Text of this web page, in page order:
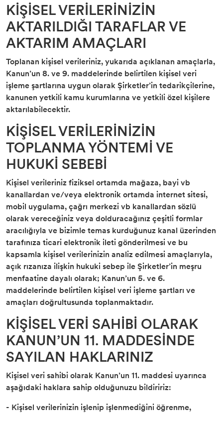
KİŞİSEL VERİLERİNİZİN
AKTARILDIĞI TARAFLAR VE
AKTARIM AMAÇLARI
Toplanan kişisel verileriniz, yukarıda açıklanan amaçlarla,
Kanun’un 8. ve 9. maddelerinde belirtilen kişisel veri
işleme şartlarına uygun olarak Şirketler’in tedarikçilerine,
kanunen yetkili kamu kurumlarına ve yetkili özel kişilere
aktarılabilecektir.
KİŞİSEL VERİLERİNİZİN
TOPLANMA YÖNTEMİ VE
HUKUKİ SEBEBİ
Kişisel verileriniz fiziksel ortamda mağaza, bayi vb
kanallardan ve/veya elektronik ortamda internet sitesi,
mobil uygulama, çağrı merkezi vb kanallardan sözlü
olarak vereceğiniz veya dolduracağınız çeşitli formlar
aracılığıyla ve bizimle temas kurduğunuz kanal üzerinden
tarafınıza ticari elektronik ileti gönderilmesi ve bu
kapsamla kişisel verilerinizin analiz edilmesi amaçlarıyla,
açık rızanıza ilişkin hukuki sebep ile Şirketler’in meşru
menfaatine dayalı olarak; Kanun’un 5. ve 6.
maddelerinde belirtilen kişisel veri işleme şartları ve
amaçları doğrultusunda toplanmaktadır.
KİŞİSEL VERİ SAHİBİ OLARAK
KANUN’UN 11. MADDESİNDE
SAYILAN HAKLARINIZ
Kişisel veri sahibi olarak Kanun’un 11. maddesi uyarınca
aşağıdaki haklara sahip olduğunuzu bildiririz:
- Kişisel verilerinizin işlenip işlenmediğini öğrenme,